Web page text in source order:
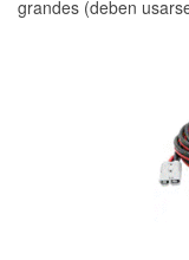
grandes (deben